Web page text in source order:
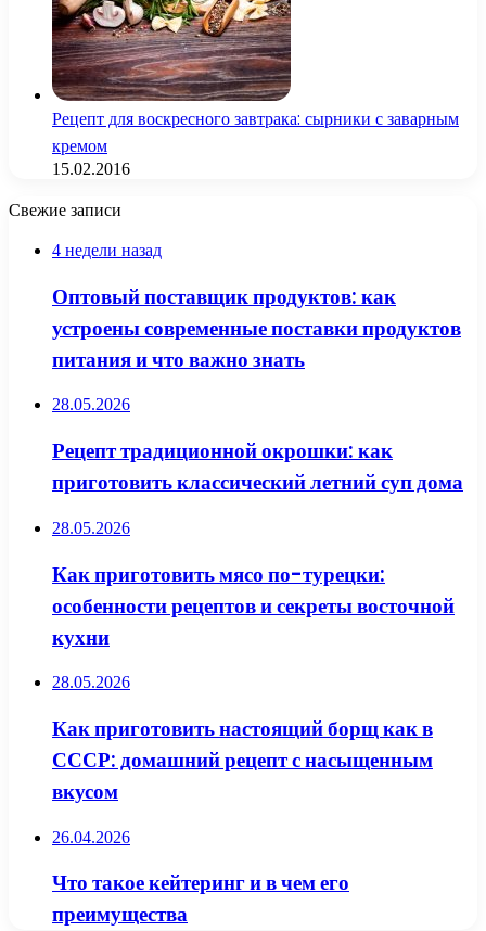
Рецепт для воскресного завтрака: сырники с заварным
кремом
15.02.2016
Свежие записи
4 недели назад
Оптовый поставщик продуктов: как
устроены современные поставки продуктов
питания и что важно знать
28.05.2026
Рецепт традиционной окрошки: как
приготовить классический летний суп дома
28.05.2026
Как приготовить мясо по-турецки:
особенности рецептов и секреты восточной
кухни
28.05.2026
Как приготовить настоящий борщ как в
СССР: домашний рецепт с насыщенным
вкусом
26.04.2026
Что такое кейтеринг и в чем его
преимущества